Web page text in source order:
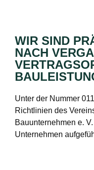
WIR SIND
NACH
Unter der Nummer
Richtlinien des
Bauunternehmen e.
Unternehmen